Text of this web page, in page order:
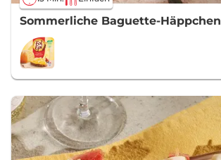
Sommerliche Baguette-Häppchen